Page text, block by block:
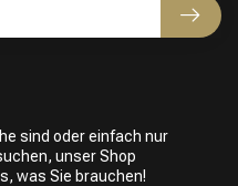
sind oder einfach nur
unser Shop
was Sie brauchen!